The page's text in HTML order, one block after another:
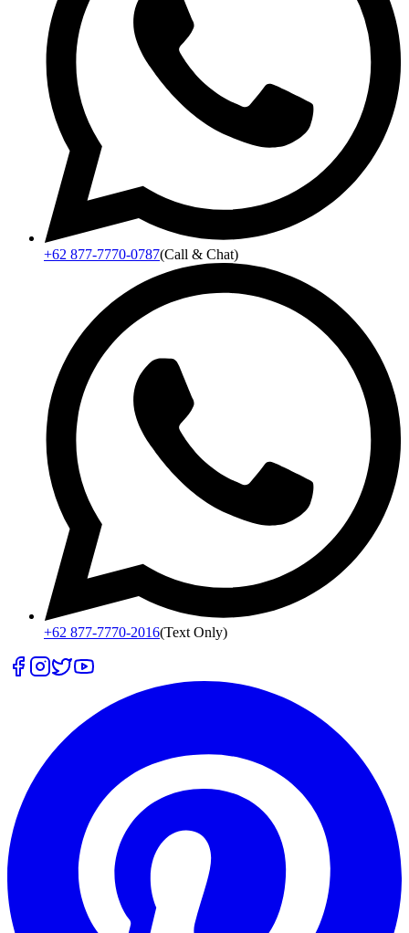
+62 877-7770-0787(Call & Chat)
+62 877-7770-2016(Text Only)